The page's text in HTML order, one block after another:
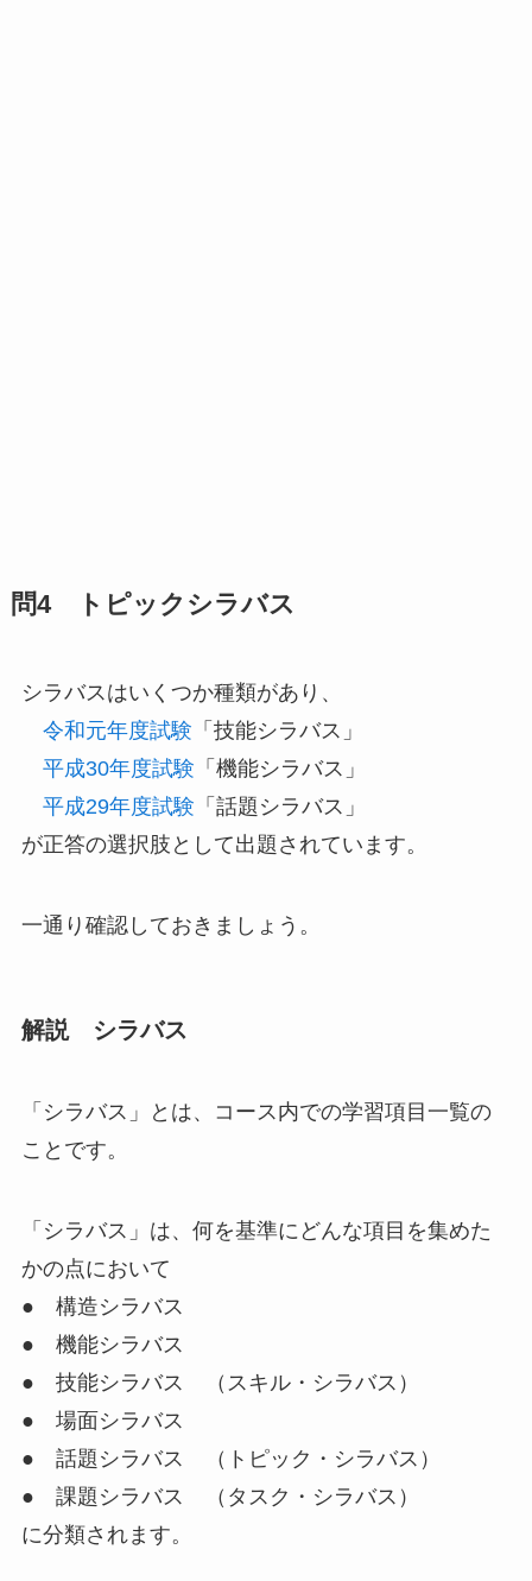
問4 トピックシラバス
シラバスはいくつか種類があり、
令和元年度試験 「技能シラバス」
平成30年度試験 「機能シラバス」
平成29年度試験 「話題シラバス」
が正答の選択肢として出題されています。
一通り確認しておきましょう。
解説 シラバス
「シラバス」
とは、コース内での学習項目一覧の
ことです。
「シラバス」は、何を基準にどんな項目を集めた
かの点において
● 構造シラバス
● 機能シラバス
● 技能シラバス （スキル・シラバス）
● 場面シラバス
● 話題シラバス （トピック・シラバス）
● 課題シラバス （タスク・シラバス）
に分類されます。